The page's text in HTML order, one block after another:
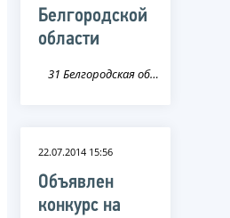
Белгородской
области
31 Белгородская область
22.07.2014 15:56
Объявлен
конкурс на